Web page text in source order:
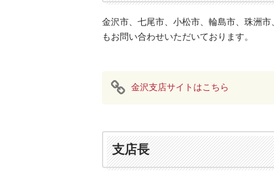
金沢市、七尾市、小松市、輪島市、珠洲
もお問い合わせいただいております。
金沢支店サイトはこちら
支店長